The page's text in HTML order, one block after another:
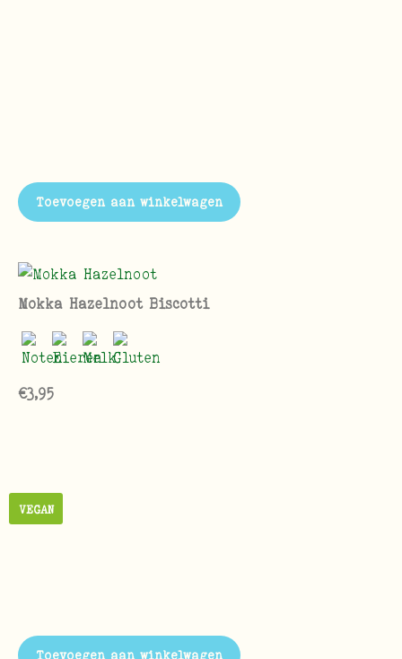
Toevoegen aan winkelwagen
Mokka Hazelnoot Biscotti
€3,95
Toevoegen aan winkelwagen
VEGAN